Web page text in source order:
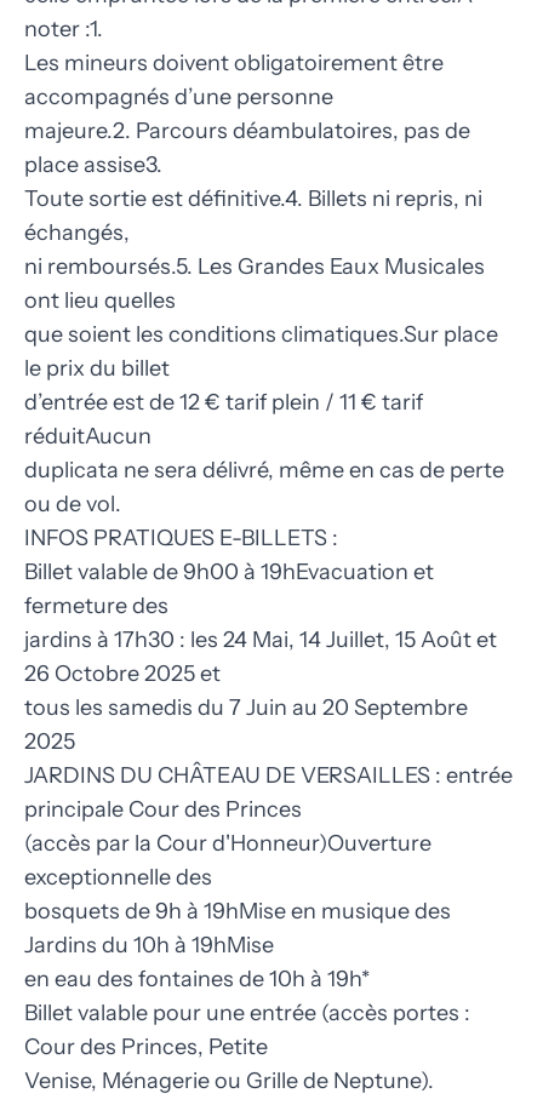
noter :1.
Les mineurs doivent obligatoirement être
accompagnés d’une personne
majeure.2. Parcours déambulatoires, pas de
place assise3.
Toute sortie est définitive.4. Billets ni repris, ni
échangés,
ni remboursés.5. Les Grandes Eaux Musicales
ont lieu quelles
que soient les conditions climatiques.Sur place
le prix du billet
d’entrée est de 12 € tarif plein / 11 € tarif
réduitAucun
duplicata ne sera délivré, même en cas de perte
ou de vol.
INFOS PRATIQUES E-BILLETS :
Billet valable de 9h00 à 19hEvacuation et
fermeture des
jardins à 17h30 : les 24 Mai, 14 Juillet, 15 Août et
26 Octobre 2025 et
tous les samedis du 7 Juin au 20 Septembre
2025
JARDINS DU CHÂTEAU DE VERSAILLES : entrée
principale Cour des Princes
(accès par la Cour d'Honneur)Ouverture
exceptionnelle des
bosquets de 9h à 19hMise en musique des
Jardins du 10h à 19hMise
en eau des fontaines de 10h à 19h*
Billet valable pour une entrée (accès portes :
Cour des Princes, Petite
Venise, Ménagerie ou Grille de Neptune).